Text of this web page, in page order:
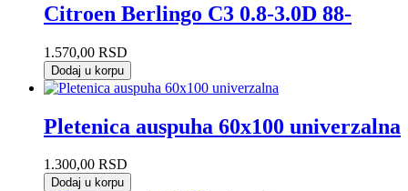
Citroen Berlingo C3 0.8-3.0D 88-
1.570,00 RSD
Dodaj u korpu
Pletenica auspuha 60x100 univerzalna
1.300,00 RSD
Dodaj u korpu